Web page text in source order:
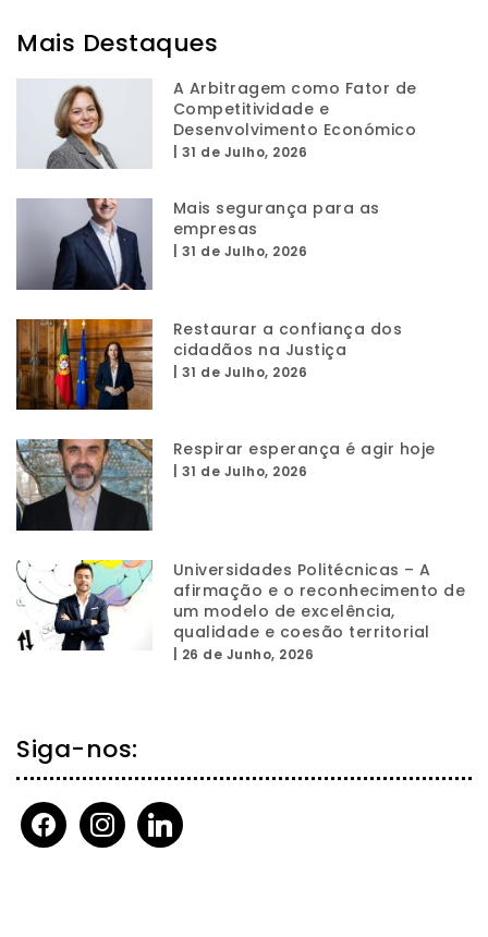
Mais Destaques
A Arbitragem como Fator de
Competitividade e
Desenvolvimento Económico
31 de Julho, 2026
Mais segurança para as
empresas
31 de Julho, 2026
Restaurar a confiança dos
cidadãos na Justiça
31 de Julho, 2026
Respirar esperança é agir hoje
31 de Julho, 2026
Universidades Politécnicas – A
afirmação e o reconhecimento de
um modelo de excelência,
qualidade e coesão territorial
26 de Junho, 2026
Siga-nos:
facebookinstagramlinkedin